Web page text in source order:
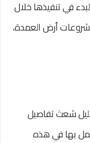
في تنفيذها خلال
وتشمل مشروعات أرض العمدة،
شعث تفاصيل
بها في هذه